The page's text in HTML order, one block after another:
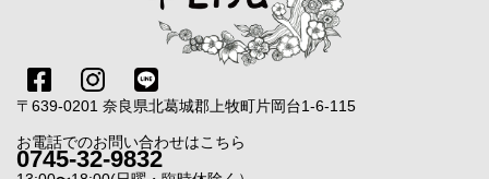
〒639-0201 奈良県北葛城郡上牧町片岡台1-6-115
お電話でのお問い合わせはこちら
0745-32-9832